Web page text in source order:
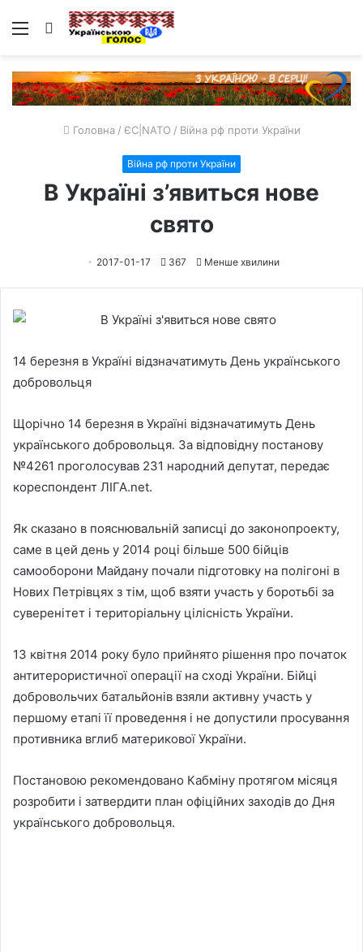
Меню Пошук
Головна / ЄС|NATO / Війна рф проти України
Війна рф проти України
В Україні з’явиться нове
свято
2017-01-17 367 Менше хвилини
14 березня в Україні відзначатимуть День українського
добровольця
Щорічно 14 березня в Україні відзначатимуть День
українського добровольця. За відповідну постанову
№4261 проголосував 231 народний депутат, передає
кореспондент ЛІГА.net.
Як сказано в пояснювальній записці до законопроекту,
саме в цей день у 2014 році більше 500 бійців
самооборони Майдану почали підготовку на полігоні в
Нових Петрівцях з тім, щоб взяти участь у боротьбі за
суверенітет і територіальну цілісність України.
13 квітня 2014 року було прийнято рішення про початок
антитерористичної операції на сході України. Бійці
добровольчих батальйонів взяли активну участь у
першому етапі її проведення і не допустили просування
противника вглиб материкової України.
Постановою рекомендовано Кабміну протягом місяця
розробити і затвердити план офіційних заходів до Дня
українського добровольця.